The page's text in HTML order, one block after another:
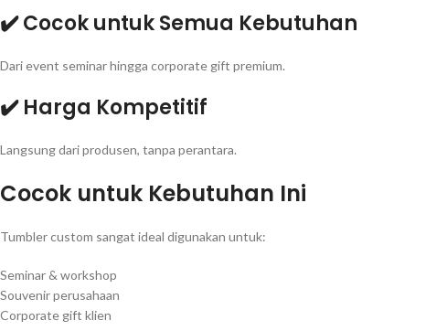
✔️ Cocok untuk Semua Kebutuhan
Dari event seminar hingga corporate gift premium.
✔️ Harga Kompetitif
Langsung dari produsen, tanpa perantara.
Cocok untuk Kebutuhan Ini
Tumbler custom sangat ideal digunakan untuk:
Seminar & workshop
Souvenir perusahaan
Corporate gift klien